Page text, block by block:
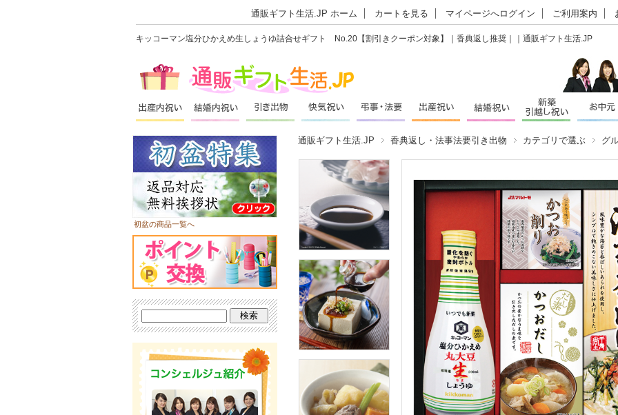
通販ギフト生活.JP ホーム カートを見る マイページへログイン ご利用案内
キッコーマン塩分ひかえめ生しょうゆ詰合せギフト No.20【割引きクーポン対象】｜香典返し推奨｜｜通販ギフト生活.JP
通販ギフト生活.JP 香典返し・法事法要引き出物 カテゴリで選ぶ グ
初盆の商品一覧へ